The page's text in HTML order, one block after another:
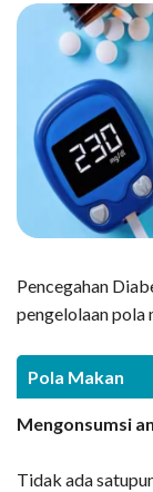
Pencegahan
pengelolaan pola
Pola Makan
Mengonsumsi
Tidak ada